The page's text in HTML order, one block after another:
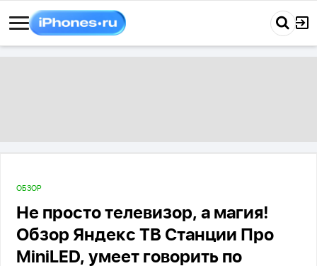
ОБЗОР
Не просто телевизор, а магия!
Обзор Яндекс ТВ Станции Про
MiniLED, умеет говорить по